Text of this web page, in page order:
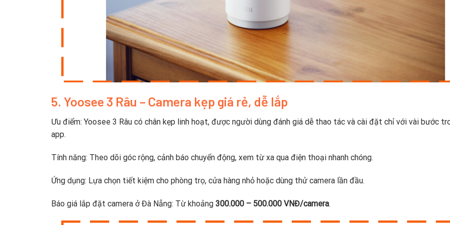
5. Yoosee 3 Râu – Camera kẹp giá rẻ, dễ lắp
Ưu điểm: Yoosee 3 Râu có chân kẹp linh hoạt, được người dùng đánh giá dễ thao tác và cài đặt chỉ với vài bước
app.
Tính năng: Theo dõi góc rộng, cảnh báo chuyển động, xem từ xa qua điện thoại nhanh chóng.
Ứng dụng: Lựa chọn tiết kiệm cho phòng trọ, cửa hàng nhỏ hoặc dùng thử camera lần đầu.
Báo giá lắp đặt camera ở Đà Nẵng: Từ khoảng 300.000 – 500.000 VNĐ/camera.